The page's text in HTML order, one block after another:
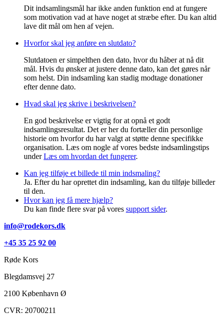
Dit indsamlingsmål har ikke anden funktion end at fungere
som motivation vad at have noget at stræbe efter. Du kan altid
lave dit mål om hen af vejen.
Hvorfor skal jeg anføre en slutdato?
Slutdatoen er simpelthen den dato, hvor du håber at nå dit
mål. Hvis du ønsker at justere denne dato, kan det gøres når
som helst. Din indsamling kan stadig modtage donationer
efter denne dato.
Hvad skal jeg skrive i beskrivelsen?
En god beskrivelse er vigtig for at opnå et godt
indsamlingsresultat. Det er her du fortæller din personlige
historie om hvorfor du har valgt at støtte denne specifikke
organisation. Læs om nogle af vores bedste indsamlingstips
underLæs om hvordan det fungerer.
Kan jeg tilføje et billede til min indsmaling?
Ja. Efter du har oprettet din indsamling, kan du tilføje billeder
til den.
Hvor kan jeg få mere hjælp?
Du kan finde flere svar på vores support sider.
info@rodekors.dk
+45 35 25 92 00
Røde Kors
Blegdamsvej 27
2100 København Ø
CVR: 20700211